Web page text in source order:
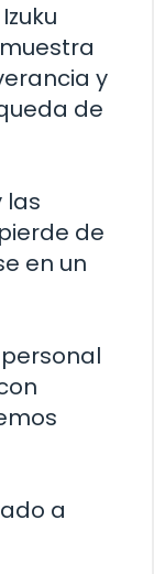
y
de
las
de
en un
a